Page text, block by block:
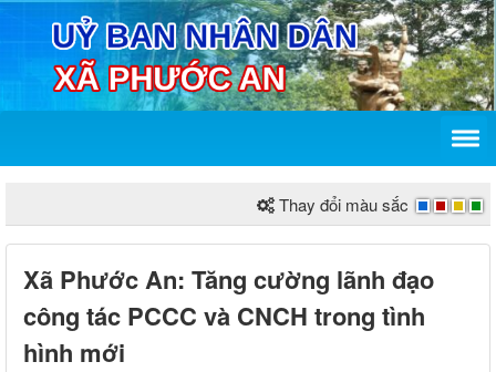
Thay đổi màu sắc
Xã Phước An: Tăng cường lãnh đạo
công tác PCCC và CNCH trong tình
hình mới